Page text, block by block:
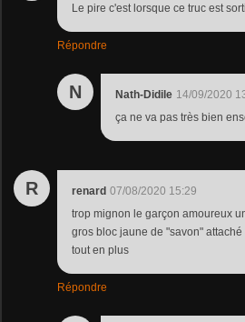
Le pire c'est lorsque ce truc est
Répondre
N Nath-Didile 14/09/2020
ça ne va pas très bien
R renard 07/08/2020 15:29
trop mignon le garçon amoureux
gros bloc jaune de "savon"
tout en plus
Répondre